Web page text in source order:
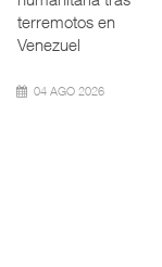
terremotos en
Venezuel
04 AGO 2026